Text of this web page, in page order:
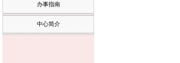
办事指南
中心简介